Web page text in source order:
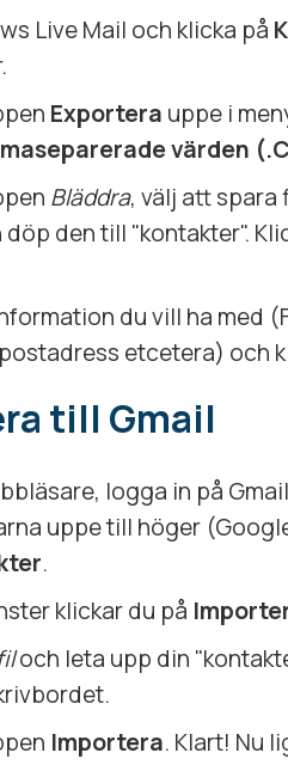
Live Mail och klicka på
Exportera uppe i
värden
Bläddra, välj att spara
den till "kontakter".
du vill ha med
etcetera) och
till Gmail
logga in på
uppe till höger
.
klickar du på
och leta upp din
Importera. Klart! Nu